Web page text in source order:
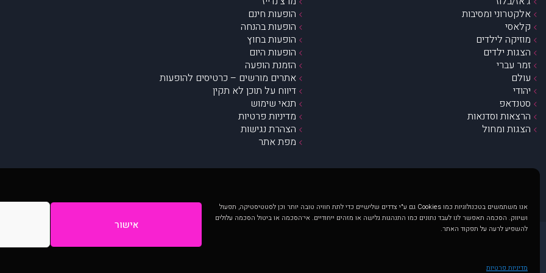
אנו משתמשים בטכנולוגיות כמו Cookies גם ע"י צדדים שלישיים כדי לתת חוויה טובה יותר וכן לסטטיסטיקה, תפעול
ושיווק. הסכמה תאפשר לנו לעבד נתונים כמו התנהגות גלישה או מזהים ייחודיים. אי־הסכמה או ביטול הסכמה עלולים
להשפיע לרעה על תפקוד האתר.
אישור
מדיניות פרטיות
אלקטרוני ומסיבות
קלאסי
מוזיקה לילדים
הצגות ילדים
זמר עברי
עולם
יהודי
סטנדאפ
הרצאות וסדנאות
הצגות ומחול
הופעות חינם
הופעות בהנחה
הופעות בחוץ
הופעות היום
הזמנת הופעה
אתרים מורשים – כרטיסים להופעות
דיווח על תוכן לא תקין
תנאי שימוש
מדיניות פרטיות
הצהרת נגישות
מפת אתר